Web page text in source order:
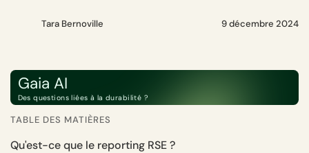
Tara Bernoville 9 décembre 2024
Gaia AI
Des questions liées à la durabilité ?
TABLE DES MATIÈRES
Qu'est-ce que le reporting RSE ?